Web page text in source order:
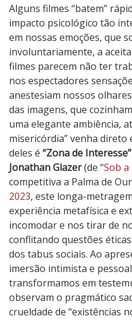
Z
o
n
a
d
e
I
n
t
e
r
e
s
s
e
Alguns filmes “batem”
impacto psicológico tão
em nossas emoções, que
involuntariamente, a
filmes parecem não ter
nos espectadores
anestesiam nossos
das imagens, que
uma elegante ambiência,
misericórdia” venha direto
deles é “Zona de Interesse”
Jonathan Glazer(de “Sob a
competitiva a Palma de
2023, este longa-
experiência metafísica e
incomodar e nos tirar de
conflitando questões
dos tabus sociais. Ao
imersão intimista e
transformamos em
observam o pragmático
crueldade de “existências